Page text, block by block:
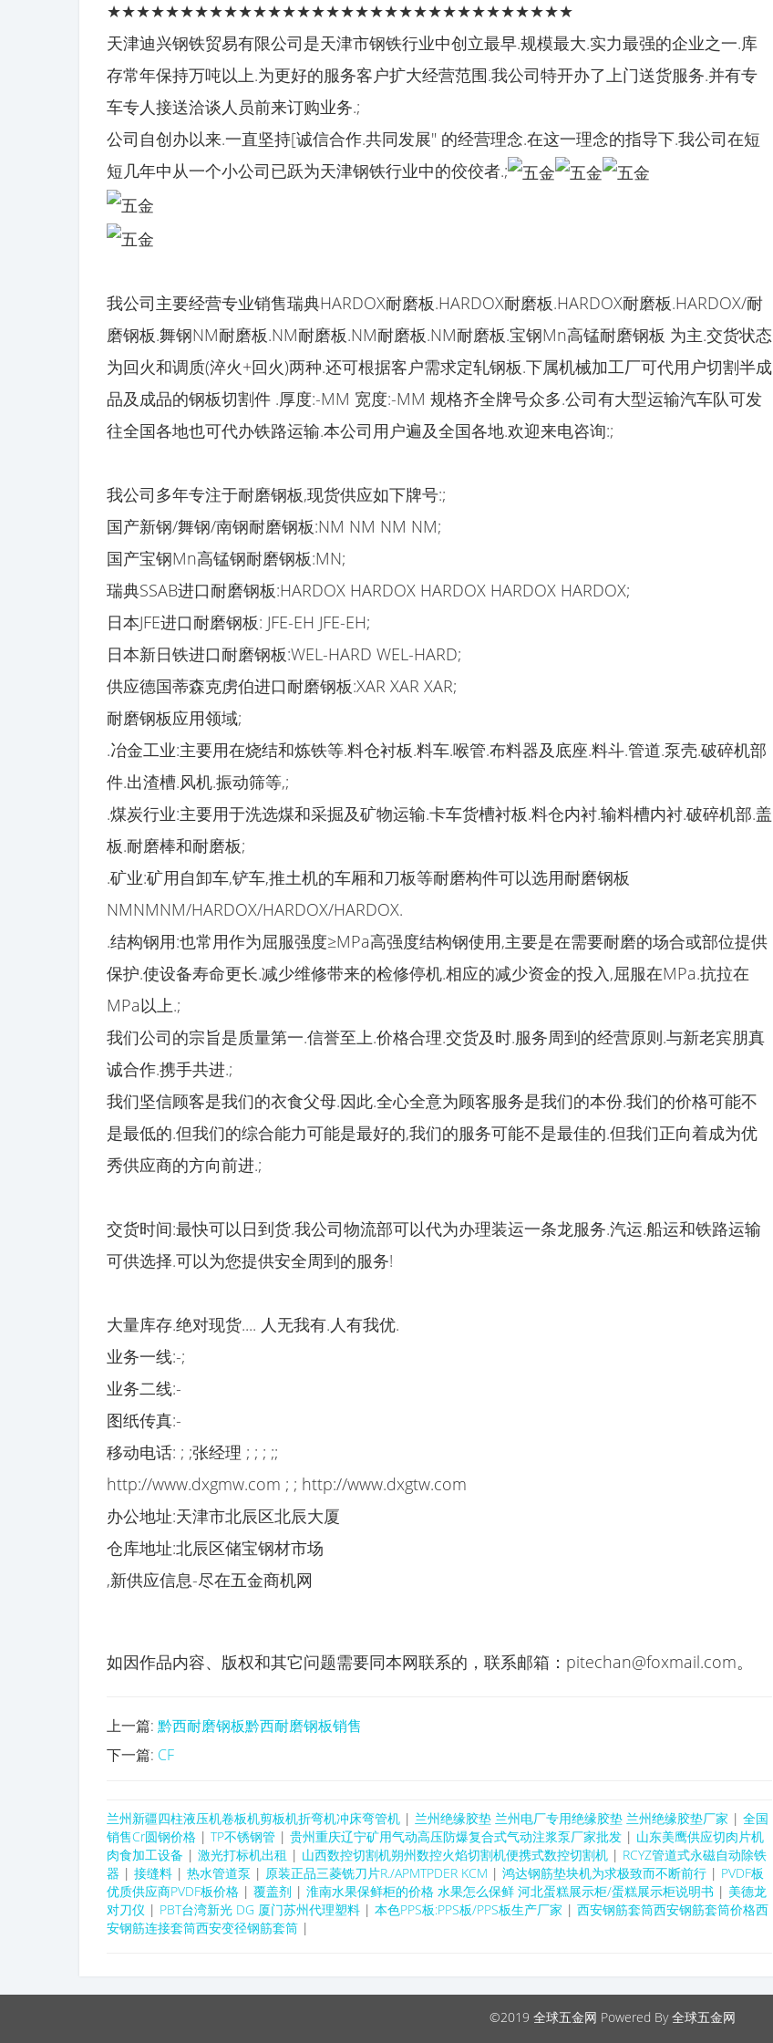
★★★★★★★★★★★★★★★★★★★★★★★★★★★★★★★★
天津迪兴钢铁贸易有限公司是天津市钢铁行业中创立最早.规模最大.实力最强的企业之一.库
存常年保持万吨以上.为更好的服务客户扩大经营范围.我公司特开办了上门送货服务.并有专
车专人接送洽谈人员前来订购业务.;
公司自创办以来.一直坚持[诚信合作.共同发展" 的经营理念.在这一理念的指导下.我公司在短
短几年中从一个小公司已跃为天津钢铁行业中的佼佼者.;
我公司主要经营专业销售瑞典HARDOX耐磨板.HARDOX耐磨板.HARDOX耐磨板.HARDOX/耐
磨钢板.舞钢NM耐磨板.NM耐磨板.NM耐磨板.NM耐磨板.宝钢Mn高锰耐磨钢板 为主.交货状态
为回火和调质(淬火+回火)两种.还可根据客户需求定轧钢板.下属机械加工厂可代用户切割半成
品及成品的钢板切割件 .厚度:-MM 宽度:-MM 规格齐全牌号众多.公司有大型运输汽车队可发
往全国各地也可代办铁路运输.本公司用户遍及全国各地.欢迎来电咨询:;
我公司多年专注于耐磨钢板,现货供应如下牌号:;
国产新钢/舞钢/南钢耐磨钢板:NM NM NM NM;
国产宝钢Mn高锰钢耐磨钢板:MN;
瑞典SSAB进口耐磨钢板:HARDOX HARDOX HARDOX HARDOX HARDOX;
日本JFE进口耐磨钢板: JFE-EH JFE-EH;
日本新日铁进口耐磨钢板:WEL-HARD WEL-HARD;
供应德国蒂森克虏伯进口耐磨钢板:XAR XAR XAR;
耐磨钢板应用领域;
.冶金工业:主要用在烧结和炼铁等.料仓衬板.料车.喉管.布料器及底座.料斗.管道.泵壳.破碎机部
件.出渣槽.风机.振动筛等,;
.煤炭行业:主要用于洗选煤和采掘及矿物运输.卡车货槽衬板.料仓内衬.输料槽内衬.破碎机部.盖
板.耐磨棒和耐磨板;
.矿业:矿用自卸车,铲车,推土机的车厢和刀板等耐磨构件可以选用耐磨钢板
NMNMNM/HARDOX/HARDOX/HARDOX.
.结构钢用:也常用作为屈服强度≥MPa高强度结构钢使用,主要是在需要耐磨的场合或部位提供
保护.使设备寿命更长.减少维修带来的检修停机.相应的减少资金的投入,屈服在MPa.抗拉在
MPa以上.;
我们公司的宗旨是质量第一.信誉至上.价格合理.交货及时.服务周到的经营原则.与新老宾朋真
诚合作.携手共进.;
我们坚信顾客是我们的衣食父母.因此.全心全意为顾客服务是我们的本份.我们的价格可能不
是最低的.但我们的综合能力可能是最好的,我们的服务可能不是最佳的.但我们正向着成为优
秀供应商的方向前进.;
交货时间:最快可以日到货.我公司物流部可以代为办理装运一条龙服务.汽运.船运和铁路运输
可供选择.可以为您提供安全周到的服务!
大量库存.绝对现货.... 人无我有.人有我优.
业务一线:-;
业务二线:-
图纸传真:-
移动电话: ; ;张经理 ; ; ; ;;
http://www.dxgmw.com ; ; http://www.dxgtw.com
办公地址:天津市北辰区北辰大厦
仓库地址:北辰区储宝钢材市场
,新供应信息-尽在五金商机网
如因作品内容、版权和其它问题需要同本网联系的，联系邮箱：pitechan@foxmail.com。
上一篇: 黔西耐磨钢板黔西耐磨钢板销售
下一篇: CF
兰州新疆四柱液压机卷板机剪板机折弯机冲床弯管机 | 兰州绝缘胶垫 兰州电厂专用绝缘胶垫 兰州绝缘胶垫厂家 | 全国
销售Cr圆钢价格 | TP不锈钢管 | 贵州重庆辽宁矿用气动高压防爆复合式气动注浆泵厂家批发 | 山东美鹰供应切肉片机
肉食加工设备 | 激光打标机出租 | 山西数控切割机朔州数控火焰切割机便携式数控切割机 | RCYZ管道式永磁自动除铁
器 | 接缝料 | 热水管道泵 | 原装正品三菱铣刀片R./APMTPDER KCM | 鸿达钢筋垫块机为求极致而不断前行 | PVDF板
优质供应商PVDF板价格 | 覆盖剂 | 淮南水果保鲜柜的价格 水果怎么保鲜 河北蛋糕展示柜/蛋糕展示柜说明书 | 美德龙
对刀仪 | PBT台湾新光 DG 厦门苏州代理塑料 | 本色PPS板:PPS板/PPS板生产厂家 | 西安钢筋套筒西安钢筋套筒价格西
安钢筋连接套筒西安变径钢筋套筒 |
©2019 全球五金网 Powered By 全球五金网